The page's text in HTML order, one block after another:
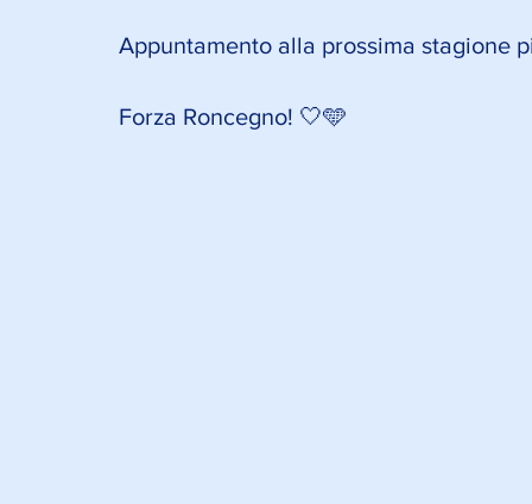
Appuntamento alla prossima stagione
Forza Roncegno! 🤍🩵